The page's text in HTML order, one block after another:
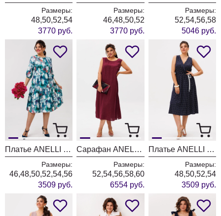
Размеры:
48,50,52,54
3770 руб.
Размеры:
46,48,50,52
3770 руб.
Размеры:
52,54,56,58
5046 руб.
Платье ANELLI LAUREL 1649-1 колокольчики
Размеры:
46,48,50,52,54,56
3509 руб.
Сарафан ANELLI LAUREL 1472 вишневый сумрак
Размеры:
52,54,56,58,60
6554 руб.
Платье ANELLI LAUREL 1708-1 чия
Размеры:
48,50,52,54
3509 руб.